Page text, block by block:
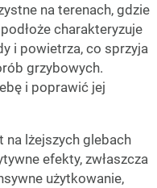
na terenach, gdzie
charakteryzuje
i powietrza, co sprzyja
grzybowych.
i poprawić jej
na lżejszych glebach
efekty, zwłaszcza
użytkowanie,